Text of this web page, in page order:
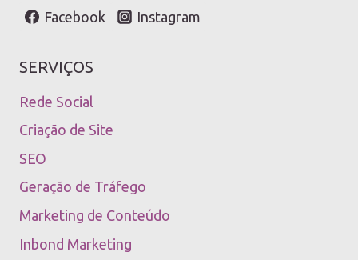
Facebook
Instagram
SERVIÇOS
Rede Social
Criação de Site
SEO
Geração de Tráfego
Marketing de Conteúdo
Inbond Marketing